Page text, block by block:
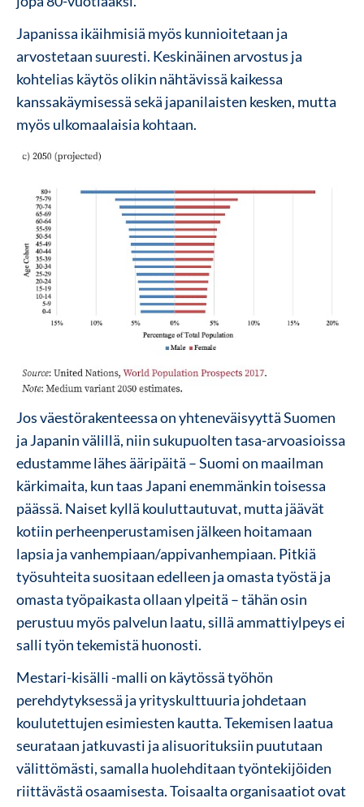
Japanissa ikäihmisiä myös kunnioitetaan ja
arvostetaan suuresti. Keskinäinen arvostus ja
kohtelias käytös olikin nähtävissä kaikessa
kanssakäymisessä sekä japanilaisten kesken, mutta
myös ulkomaalaisia kohtaan.
Jos väestörakenteessa on yhteneväisyyttä Suomen
ja Japanin välillä, niin sukupuolten tasa-arvoasioissa
edustamme lähes ääripäitä – Suomi on maailman
kärkimaita, kun taas Japani enemmänkin toisessa
päässä. Naiset kyllä kouluttautuvat, mutta jäävät
kotiin perheenperustamisen jälkeen hoitamaan
lapsia ja vanhempiaan/appivanhempiaan. Pitkiä
työsuhteita suositaan edelleen ja omasta työstä ja
omasta työpaikasta ollaan ylpeitä – tähän osin
perustuu myös palvelun laatu, sillä ammattiylpeys ei
salli työn tekemistä huonosti.
Mestari-kisälli -malli on käytössä työhön
perehdytyksessä ja yrityskulttuuria johdetaan
koulutettujen esimiesten kautta. Tekemisen laatua
seurataan jatkuvasti ja alisuorituksiin puututaan
välittömästi, samalla huolehditaan työntekijöiden
riittävästä osaamisesta. Toisaalta organisaatiot ovat